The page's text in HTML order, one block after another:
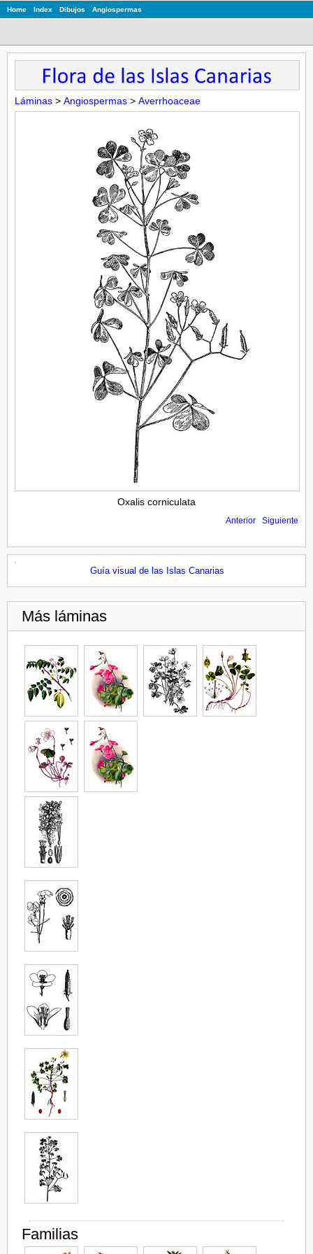
Home Index Dibujos Angiospermas
Láminas > Angiospermas > Averrhoaceae
Oxalis corniculata
Anterior Siguiente
Guía visual de las Islas Canarias
Más láminas
Familias